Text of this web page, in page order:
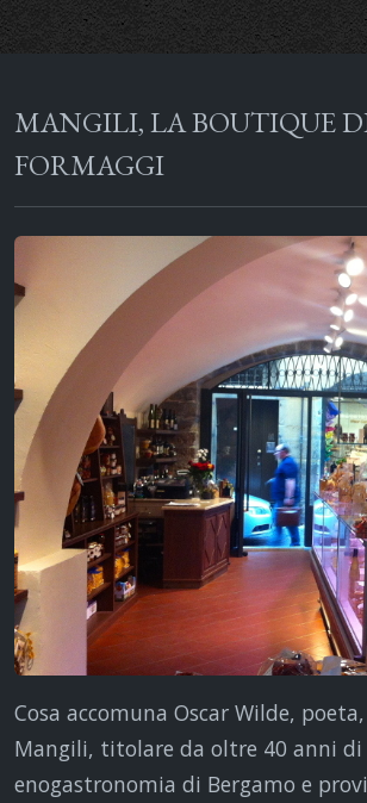
MANGILI, LA BOUTIQUE
FORMAGGI
Cosa accomuna Oscar Wilde,
Mangili, titolare da oltre 40 anni di
enogastronomia di Bergamo e